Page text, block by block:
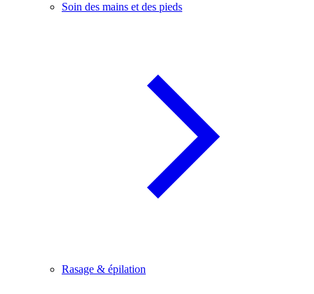
Soin des mains et des pieds
Rasage & épilation